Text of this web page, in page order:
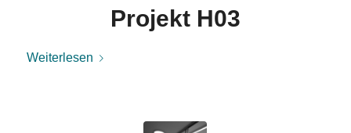
Projekt H03
Weiterlesen